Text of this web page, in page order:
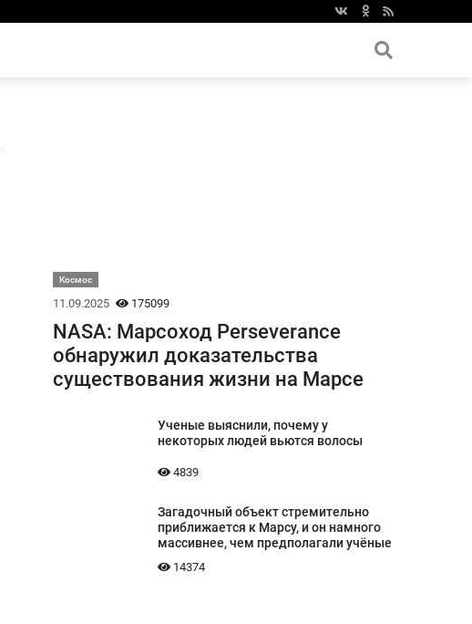
Космос
11.09.2025 175099
NASA: Марсоход Perseverance
обнаружил доказательства
существования жизни на Марсе
Ученые выяснили, почему у
некоторых людей вьются волосы
4839
Загадочный объект стремительно
приближается к Марсу, и он намного
массивнее, чем предполагали учёные
14374